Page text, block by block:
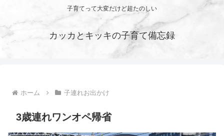
子育てって大変だけど超たのしい
カッカとキッキの子育て備忘録
ホーム 子連れお出かけ
3歳連れワンオペ帰省